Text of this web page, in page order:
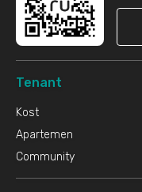
Tenant
Kost
Apartemen
Community